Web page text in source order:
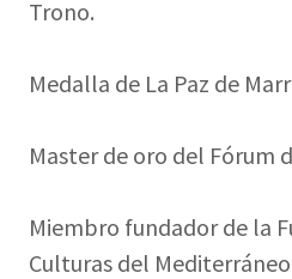
Trono.
Medalla de La Paz de
Master de oro del Fórum
Miembro fundador de la
Culturas del